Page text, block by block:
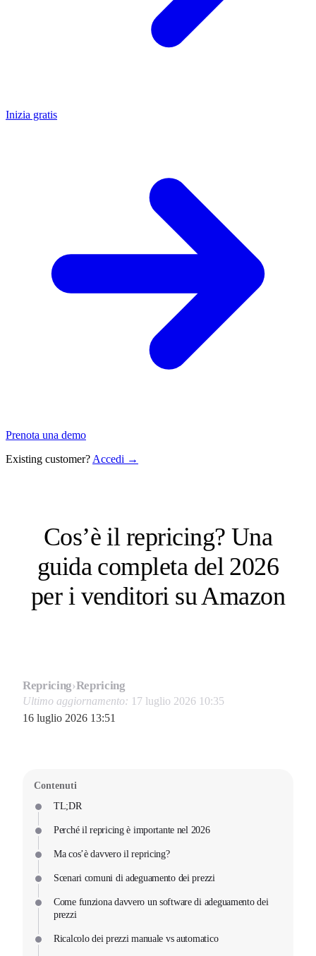
Inizia gratis
Prenota una demo
Existing customer? Accedi →
Cos’è il repricing? Una
guida completa del 2026
per i venditori su Amazon
Repricing›Repricing
Ultimo aggiornamento: 17 luglio 2026 10:35
16 luglio 2026 13:51
Contenuti
TL;DR
Perché il repricing è importante nel 2026
Ma cos’è davvero il repricing?
Scenari comuni di adeguamento dei prezzi
Come funziona davvero un software di adeguamento dei
prezzi
Ricalcolo dei prezzi manuale vs automatico